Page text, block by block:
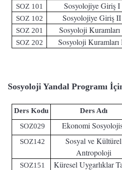
SOZ 101
Sosyolojiye Giriş I
SOZ 102 Sosyolojiye Giriş II
SOZ 201 Sosyoloji
SOZ 202 Sosyoloji Kuramları
Sosyoloji Yandal Programı
Ders Kodu Ders Adı
SOZ029
Ekonomi
SOZ142
Sosyal ve Kültürel
Antropoloji
SOZ151 Küresel Uygarlıklar